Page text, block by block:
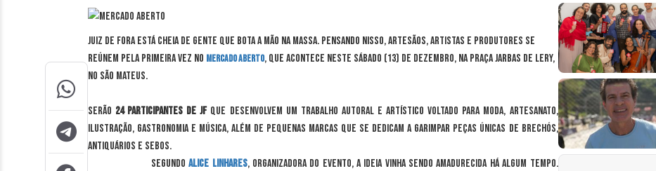
Juiz de Fora está cheia de gente que bota a mão na massa. Pensando nisso, artesãos, artistas e produtores se
reúnem pela primeira vez no Mercado Aberto, que acontece neste sábado (13) de dezembro, na Praça Jarbas de Lery,
no São Mateus.
Serão 24 participantes de JFque desenvolvem um trabalho autoral e artístico voltado para moda, artesanato,
ilustração, gastronomia e música, além de pequenas marcas que se dedicam a garimpar peças únicas de brechós,
antiquários e sebos.
SegundoAlice Linhares, organizadora do evento, a ideia vinha sendo amadurecida há algum tempo.